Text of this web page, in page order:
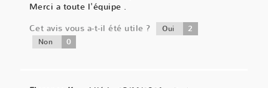
Merci a toute l'équipe .
Cet avis vous a-t-il été utile ?
Oui 2
Non 0